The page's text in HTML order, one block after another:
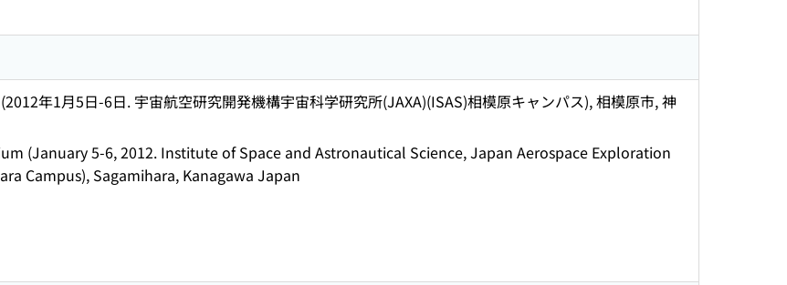
年1月5日-6日. 宇宙航空研究開発機構宇宙科学研究所(JAXA)(ISAS)相模原キャンパス), 相模原市, 神
(January 5-6, 2012. Institute of Space and Astronautical Science, Japan Aerospace Exploration
Campus), Sagamihara, Kanagawa Japan